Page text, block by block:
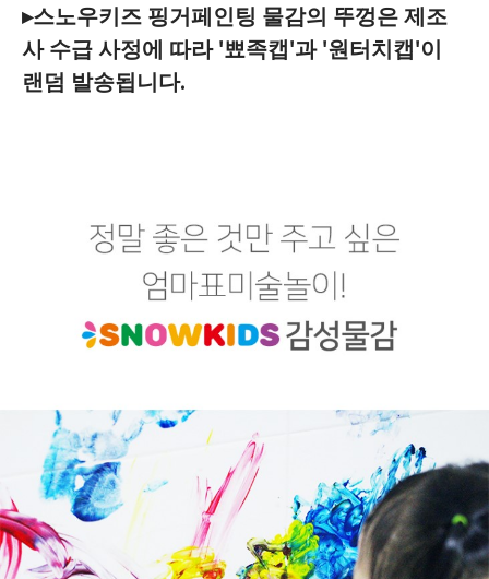
▸스노우키즈 핑거페인팅 물감의 뚜껑은 제조
사 수급 사정에 따라 '뾰족캡'과 '원터치캡'이
랜덤 발송됩니다.